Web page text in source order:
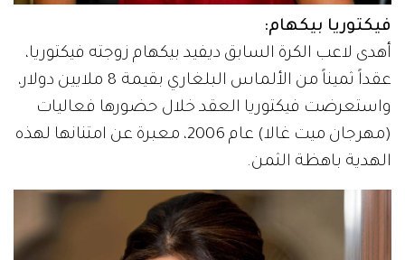
فيكتوريا بيكهام:
أهدى لاعب الكرة السابق ديفيد بيكهام زوجته فيكتوريا،
عقداً ثميناً من الألماس البلغاري بقيمة 8 ملايين دولار،
واستعرضت فيكتوريا العقد خلال حضورها فعاليات
(مهرجان ميت غالا) عام 2006، معبرة عن امتنانها لهذه
الهدية باهظة الثمن.